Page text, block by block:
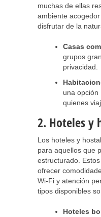
muchas de ellas
ambiente
disfrutar de la
Casas
grupos
privacidad.
una opción
quienes
2. Hoteles y
Los hoteles y
para aquellos que
estructurado.
ofrecer
Wi-Fi y atención
tipos disponibles
Hoteles